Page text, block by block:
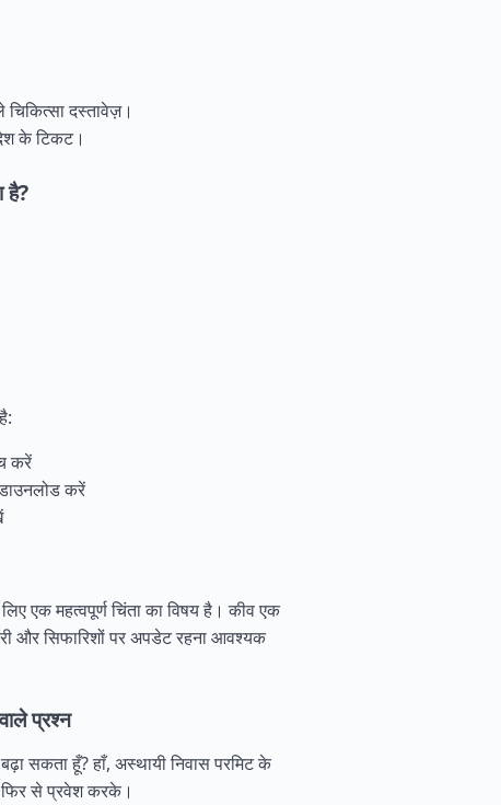
चिकित्सा दस्तावेज़।
के टिकट।
है?
करें
करें
एक महत्वपूर्ण चिंता का विषय है। कीव एक
और सिफारिशों पर अपडेट रहना आवश्यक
प्रश्न
सकता हूँ? हाँ, अस्थायी निवास परमिट के
फिर से प्रवेश करके।